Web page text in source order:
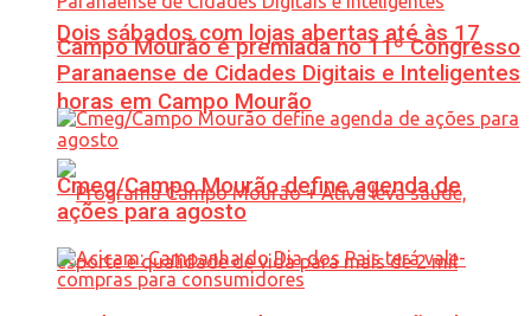
Dois sábados com lojas abertas até às 17
horas em Campo Mourão
Campo Mourão é premiada no 11º Congresso
Paranaense de Cidades Digitais e Inteligentes
Cmeg/Campo Mourão define agenda de
ações para agosto